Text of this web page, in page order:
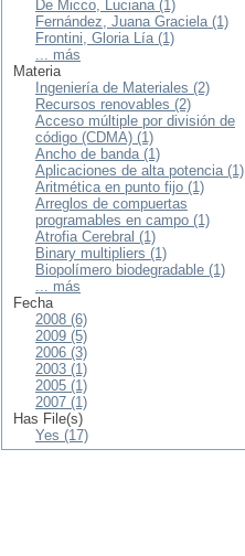
De Micco, Luciana (1)
Fernández, Juana Graciela (1)
Frontini, Gloria Lía (1)
... más
Materia
Ingeniería de Materiales (2)
Recursos renovables (2)
Acceso múltiple por división de
código (CDMA) (1)
Ancho de banda (1)
Aplicaciones de alta potencia (1)
Aritmética en punto fijo (1)
Arreglos de compuertas
programables en campo (1)
Atrofia Cerebral (1)
Binary multipliers (1)
Biopolímero biodegradable (1)
... más
Fecha
2008 (6)
2009 (5)
2006 (3)
2003 (1)
2005 (1)
2007 (1)
Has File(s)
Yes (17)